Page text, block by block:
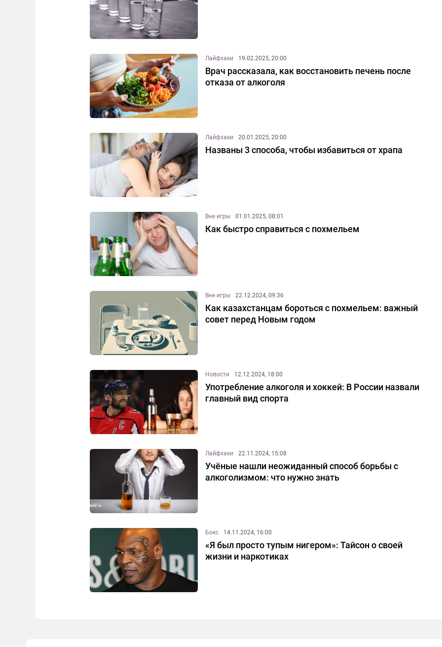
Лайфхаки 19.02.2025, 20:00
Врач рассказала, как восстановить печень после
отказа от алкоголя
Лайфхаки 20.01.2025, 20:00
Названы 3 способа, чтобы избавиться от храпа
Вне игры 01.01.2025, 08:01
Как быстро справиться с похмельем
Вне игры 22.12.2024, 09:36
Как казахстанцам бороться с похмельем: важный
совет перед Новым годом
Новости 12.12.2024, 18:00
Употребление алкоголя и хоккей: В России назвали
главный вид спорта
Лайфхаки 22.11.2024, 15:08
Учёные нашли неожиданный способ борьбы с
алкоголизмом: что нужно знать
Бокс 14.11.2024, 16:00
«Я был просто тупым нигером»: Тайсон о своей
жизни и наркотиках